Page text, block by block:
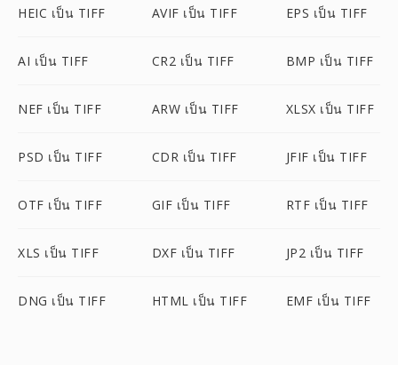
HEIC เป็น TIFF AVIF เป็น TIFF EPS เป็น TIFF
AI เป็น TIFF CR2 เป็น TIFF BMP เป็น TIFF
NEF เป็น TIFF ARW เป็น TIFF XLSX เป็น TIFF
PSD เป็น TIFF CDR เป็น TIFF JFIF เป็น TIFF
OTF เป็น TIFF GIF เป็น TIFF RTF เป็น TIFF
XLS เป็น TIFF DXF เป็น TIFF JP2 เป็น TIFF
DNG เป็น TIFF HTML เป็น TIFF EMF เป็น TIFF